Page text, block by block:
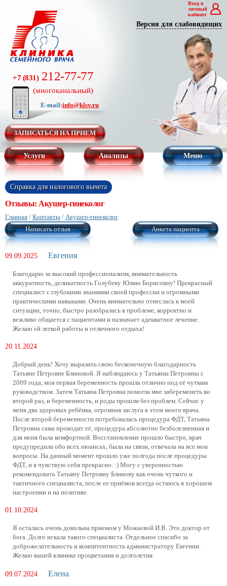
ЗАПИСАТЬСЯ НА ПРИЕМ
E-mail:info@klsv.ru
+7 (831)212-77-77
(многоканальный)
Версия для слабовидящих
Вход в
личный
кабинет
Услуги Анализы Меню
Справка для налогового вычета
Отзывы: Акушер-гинеколог
Главная / Контакты / Акушер-гинеколог
Анкета пациента
Написать отзыв
09.09.2025 Евгения
Благодарю за высокий профессионализм, внимательность
аккуратность, деликатность Голубеву Юлию Борисовну! Прекрасный
специалист с глубокими знаниями своей профессии и огромными
практическими навыками. Очень внимательно отнеслась к моей
ситуации, точно, быстро разобралась в проблеме, корректно и
вежливо общается с пациентами и назначает адекватное лечение.
Желаю ей легкой работы и отличного отдыха!
20.11.2024
Добрый день! Хочу выразить свою бесконечную благодарность
Татьяне Петровне Блиновой. Я наблюдаюсь у Татьяны Петровны с
2009 года, моя первая беременность прошла отлично под её чутким
руководством. Затем Татьяна Петровна помогла мне забеременеть во
второй раз, и беременность, и роды прошли без проблем. Сейчас у
меня два здоровых ребёнка, огромная заслуга в этом моего врача.
После второй беременности потребовалась процедура ФДТ, Татьяна
Петровна сама проводит её, процедура абсолютно безболезненная и
для меня была комфортной. Восстановление прошло быстро, врач
предупредила обо всех нюансах, была на связи, отвечала на все мои
вопросы. На данный момент прошло уже полгода после процедуры
ФДТ, и я чувствую себя прекрасно. :) Могу с уверенностью
рекомендовать Татьяну Петровну Блинову как очень чуткого и
тактичного специалиста, после ее приёмов всегда остаюсь в хорошем
настроении и на позитиве.
01.10.2024
Я осталась очень довольна приемом у Можаевой И.В. Это доктор от
бога. Долго искала такого специалиста. Отдельное спасибо за
доброжелательность и компитентность администратору Евгении.
Желаю вашей клинике процветания и долголетия.
09.07.2024 Елена